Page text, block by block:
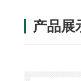
产品展